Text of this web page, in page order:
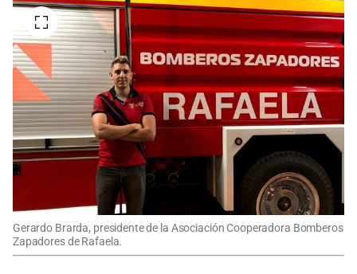
Gerardo Brarda, presidente de la Asociación Cooperadora Bomberos
Zapadores de Rafaela.